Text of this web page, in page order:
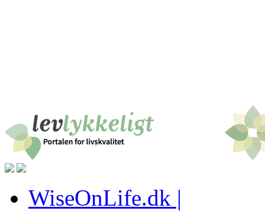
WiseOnLife.dk |